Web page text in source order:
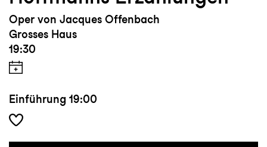
Oper von Jacques Offenbach
Grosses Haus
19:30
Einführung 19:00